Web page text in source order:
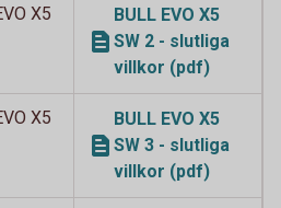
X5
BULL EVO X5
SW 2 - slutliga
villkor (pdf)
X5
BULL EVO X5
SW 3 - slutliga
villkor (pdf)